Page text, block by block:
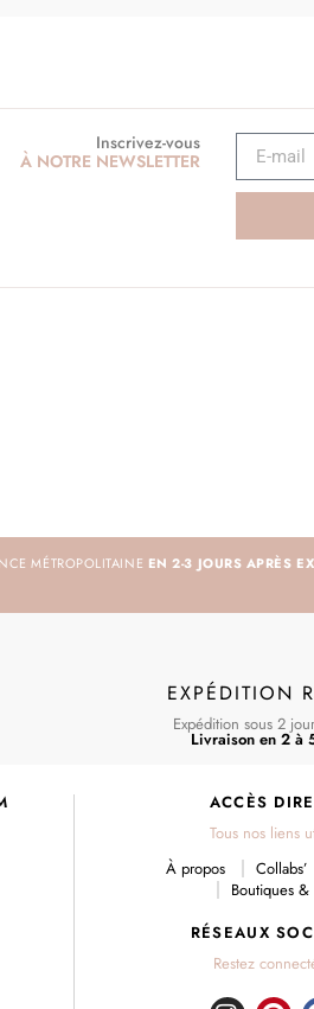
Inscrivez-vous
À NOTRE NEWSLETTER
MÉTROPOLITAINE EN 2-3 JOURS APRÈS
EXPÉDITION
Expédition sous 2
Livraison en 2 à
ACCÈS
Tous nos liens
À propos
Collabs’
Boutiques
RÉSEAUX
Restez